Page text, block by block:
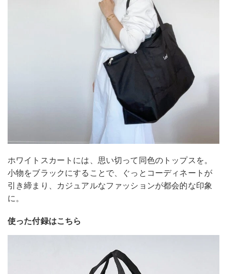
ホワイトスカートには、思い切って同色のトップスを。
小物をブラックにすることで、ぐっとコーディネートが
引き締まり、カジュアルなファッションが都会的な印象
に。
使った付録はこちら